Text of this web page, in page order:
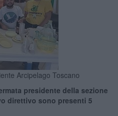
Arcipelago Toscano
presidente della sezione
direttivo sono presenti 5